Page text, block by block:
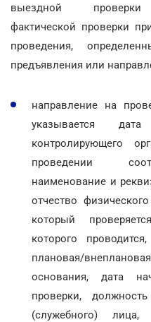
выездной проверки
фактической проверки
проведения,
предъявления или
направление на
указывается
контролирующего
проведении
наименование и
отчество
который
которого
плановая/
основания, дата
проверки,
(служебного) лица,